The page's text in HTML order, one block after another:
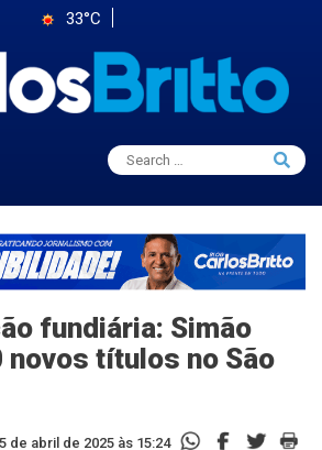
33°C
Search
for:
Search
fundiária: Simão
novos títulos no São
de abril de 2025 às 15:24